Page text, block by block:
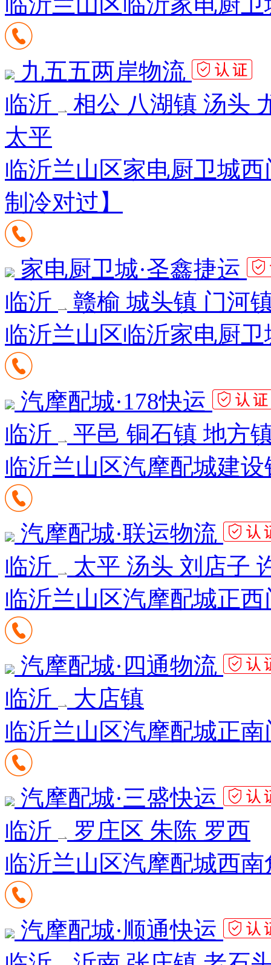
九五五两岸物流
临沂
相公 八湖镇 汤头
太平
临沂兰山区家电厨卫城
制冷对过】
家电厨卫城·圣鑫捷运
临沂
赣榆 城头镇 门河
临沂兰山区临沂家电厨卫
汽摩配城·178快运
临沂
平邑 铜石镇 地方
临沂兰山区汽摩配城建
汽摩配城·联运物流
临沂
太平 汤头 刘店子
临沂兰山区汽摩配城正
汽摩配城·四通物流
临沂
大店镇
临沂兰山区汽摩配城正南
汽摩配城·三盛快运
临沂
罗庄区 朱陈 罗西
临沂兰山区汽摩配城西南
汽摩配城·顺通快运